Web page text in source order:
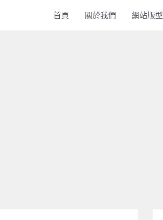
首頁 關於我們 網站版型